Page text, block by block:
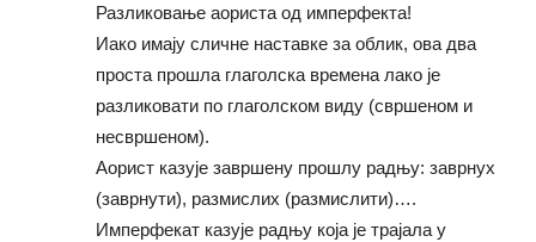
Разликовање аориста од имперфекта!
Иако имају сличне наставке за облик, ова два
проста прошла глаголска времена лако је
разликовати по глаголском виду (свршеном и
несвршеном).
Аорист казује завршену прошлу радњу: заврнух
(заврнути), размислих (размислити)….
Имперфекат казује радњу која је трајала у